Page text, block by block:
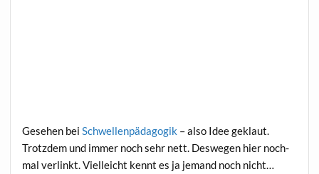
Gese­hen beiSchwel­len­päd­ago­gik – also Idee geklaut.
Trotz­dem und immer noch sehr nett. Des­we­gen hier noch­
mal ver­linkt. Viel­leicht kennt es ja jemand noch nicht…